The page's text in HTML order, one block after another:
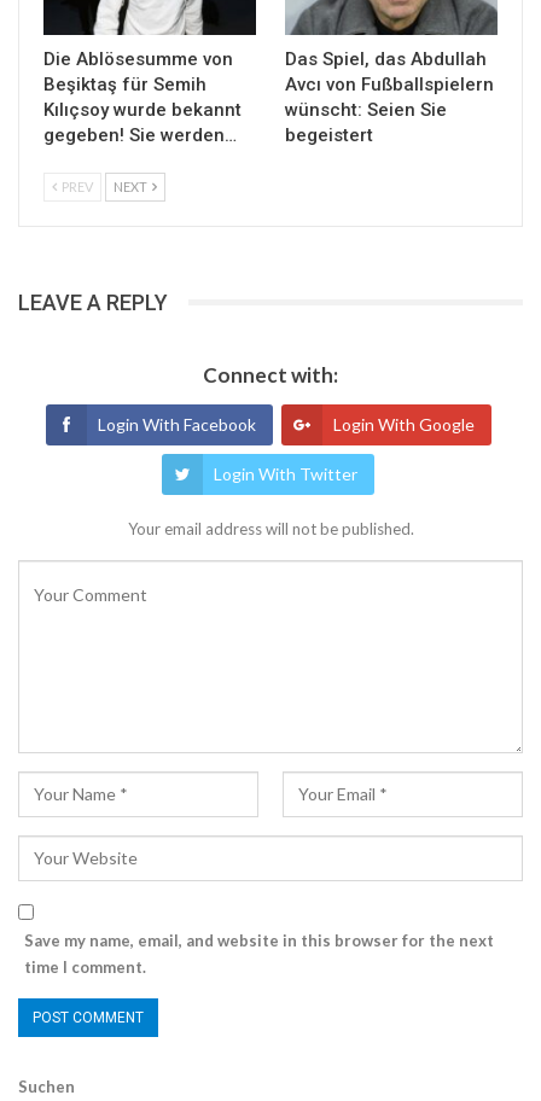
Die Ablösesumme von
Beşiktaş für Semih
Kılıçsoy wurde bekannt
gegeben! Sie werden…
Das Spiel, das Abdullah
Avcı von Fußballspielern
wünscht: Seien Sie
begeistert
PREV NEXT
LEAVE A REPLY
Connect with:
Login With Facebook Login With Google
Login With Twitter
Your email address will not be published.
Save my name, email, and website in this browser for the next
time I comment.
Suchen